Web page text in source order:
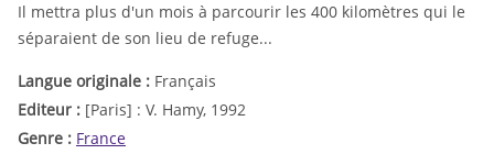
Il mettra plus d'un mois à parcourir les 400 kilomètres qui le
séparaient de son lieu de refuge...
Langue originale : Français
Editeur : [Paris] : V. Hamy, 1992
Genre : France